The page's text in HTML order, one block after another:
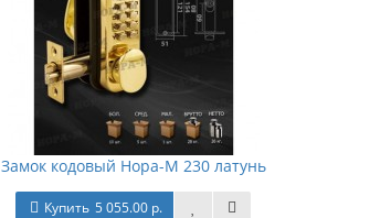
Замок кодовый Нора-М 230 латунь
Купить 5 055.00 р.